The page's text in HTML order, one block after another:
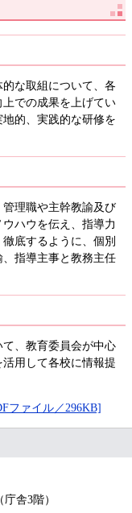
な取組について、各
での成果を上げてい
的、実践的な研修を
理職や主幹教諭及び
ハウを伝え、指導力
底するように、個別
指導主事と教務主任
、教育委員会が中心
用して各校に情報提
ファイル／296KB]
舎3階）